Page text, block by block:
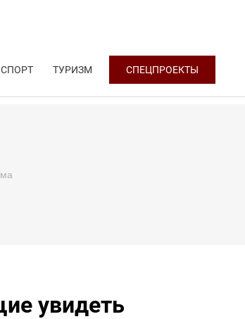
СПОРТ ТУРИЗМ СПЕЦПРОЕКТЫ
увидеть